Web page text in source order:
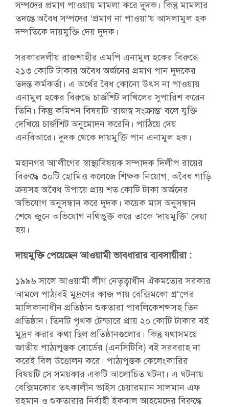
সম্পদের প্রমাণ পাওয়ায় মামলা করে দুদক। কিন্তু মামলার
তদন্তে অবৈধ সম্পদের ‘প্রমাণ না পাওয়া’য় আসলামুল হক
দম্পতিকে দায়মুক্তি দেয় দুদক।
সরকারদলীয় রাজশাহীর এমপি এনামুল হকের বিরুদ্ধে
২১৩ কোটি টাকার অবৈধ অর্জনের প্রমাণ পান দুদকের
তদন্ত কর্মকর্তা। এ অর্থের বৈধ কোনো উৎস না পাওয়ায়
এনামুল হকের বিরুদ্ধে চার্জশিট দাখিলের সুপারিশ করেন
তিনি। কিন্তু কমিশন বিষয়টি ‘রাজস্ব সংক্রান্ত’ বলে যুক্তি
দেখিয়ে চার্জশিট অনুমোদন করেনি। পাঠিয়ে দেয়
এনবিআরে। দুদক থেকে দায়মুক্তি পান এনামুল হক।
মহানগর আ’লীগের স্বাস্থ্যবিষয়ক সম্পাদক দিলীপ রায়ের
বিরুদ্ধে ৩০টি হোমিও কলেজে শিক্ষক নিয়োগ, অবৈধ গাড়ি
ক্রয়সহ অবৈধ উপায়ে প্রায় শত কোটি টাকা অর্জনের
অভিযোগ অনুসন্ধান করে দুদক। কয়েক মাস অনুসন্ধান
শেষে জুনে অভিযোগ নথিভুক্ত করে তাকে ‘দায়মুক্তি’ দেয়া
হয়।
দায়মুক্তি পেয়েছেন আওয়ামী ভাবধারার ব্যবসায়ীরা :
১৯৯৬ সালে আওয়ামী লীগ নেতৃত্বাধীন ঐকমত্যের সরকার
আমলে পাঠ্যবই মুদ্রণের কাজ পায় বেক্সিমকো গ্র“পের
মালিকানাধীন প্রতিষ্ঠান শুকতারা পাবলিকেশন্সসহ তিন
প্রতিষ্ঠান। তিনটি পৃথক টেন্ডারে প্রায় ২০ কোটি টাকার বই
মুদ্রণ করার কথা ছিল প্রতিষ্ঠানগুলোর। কিন্তু যথাসময়ে
জাতীয় পাঠ্যপুস্তক বোর্ডের (এনসিটিবি) বই সরবরাহ না
করেই বিল উত্তোলন করে। পাঠ্যপুস্তক কেলেংকারির
বিষয়টি সে সময়কার একটি আলোচিত ঘটনা। এ ঘটনায়
বেক্সিমকোর তৎকালীন ভাইস চেয়ারম্যান সালমান এফ
রহমান ও শুকতারার নির্বাহী ইকবাল আহমেদের বিরুদ্ধে